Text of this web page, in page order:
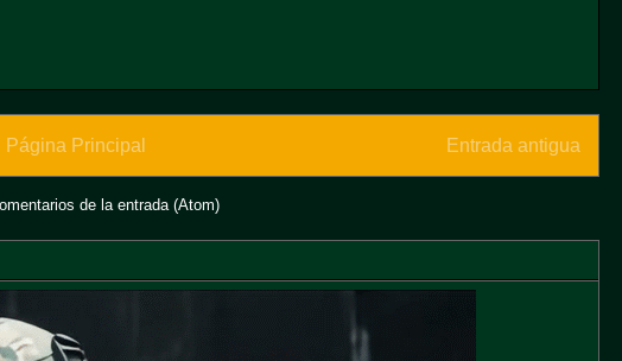
Entrada antigua
Página Principal
de la entrada (Atom)